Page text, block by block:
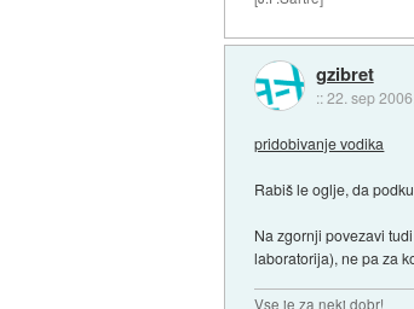
gzibret
::22. sep
pridobivanje vodika
Rabiš le oglje, da
Na zgornji povezavi
laboratorija), ne pa za
Vse je za neki dobr!